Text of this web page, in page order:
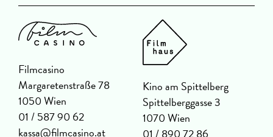
Filmcasino
Margaretenstraße 78
1050 Wien
01 / 587 90 62
kassa@filmcasino.at
Kino am Spittelberg
Spittelberggasse 3
1070 Wien